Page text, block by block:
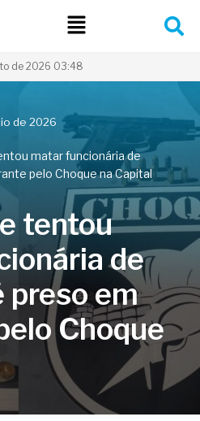
de 2026 03:48
de 2026
matar funcionária de
pelo Choque na Capital
tentou
de
preso em
Choque